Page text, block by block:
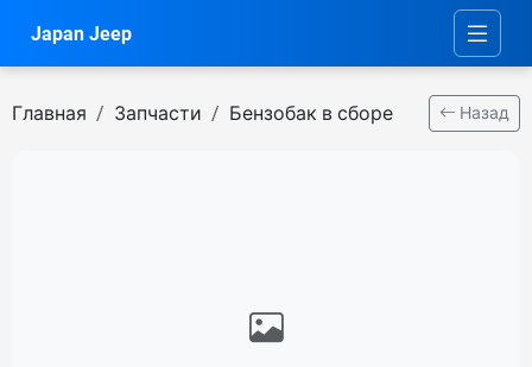
Japan Jeep
Главная Запчасти Бензобак в сборе Назад